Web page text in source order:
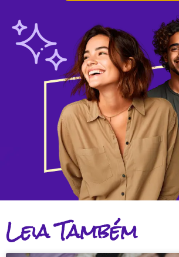
Leia Também